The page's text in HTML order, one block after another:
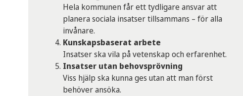
Hela kommunen får ett tydligare ansvar att
planera sociala insatser tillsammans – för alla
invånare.
Kunskapsbaserat arbete
Insatser ska vila på vetenskap och erfarenhet.
Insatser utan behovsprövning
Viss hjälp ska kunna ges utan att man först
behöver ansöka.